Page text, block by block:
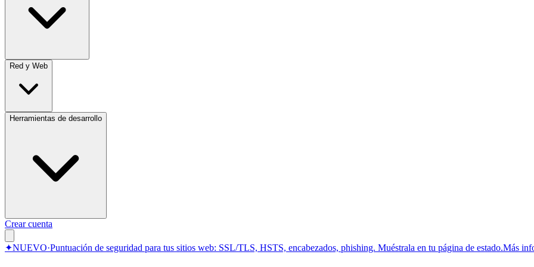
Red y Web
Herramientas de desarrollo
Crear cuenta
✦NUEVO·Puntuación de seguridad para tus sitios web: SSL/TLS, HSTS, encabezados, phishing. Muéstrala en tu página de estado.Más